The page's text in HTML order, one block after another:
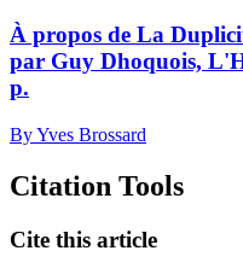
À propos de La
par Guy Dhoquois,
p.
By Yves Brossard
Citation Tools
Cite this article